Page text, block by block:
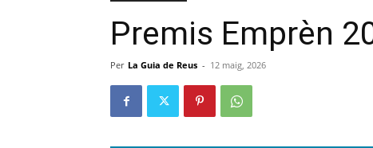
Premis Emprèn
Per La Guia de Reus - 12 maig, 2026